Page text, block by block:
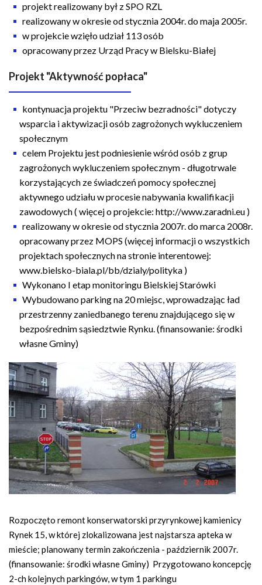
projekt realizowany był z SPO RZL
realizowany w okresie od stycznia 2004r. do maja 2005r.
w projekcie wzięło udział 113 osób
opracowany przez Urząd Pracy w Bielsku-Białej
Projekt "Aktywność popłaca"
kontynuacja projektu "Przeciw bezradności" dotyczy
wsparcia i aktywizacji osób zagrożonych wykluczeniem
społecznym
celem Projektu jest podniesienie wśród osób z grup
zagrożonych wykluczeniem społecznym - długotrwale
korzystających ze świadczeń pomocy społecznej
aktywnego udziału w procesie nabywania kwalifikacji
zawodowych ( więcej o projekcie: http://www.zaradni.eu )
realizowany w okresie od stycznia 2007r. do marca 2008r.
opracowany przez MOPS (więcej informacji o wszystkich
projektach społecznych na stronie interentowej:
www.bielsko-biala.pl/bb/dzialy/polityka )
Wykonano I etap monitoringu Bielskiej Starówki
Wybudowano parking na 20 miejsc, wprowadzając ład
przestrzenny zaniedbanego terenu znajdującego się w
bezpośrednim sąsiedztwie Rynku. (finansowanie: środki
własne Gminy)
Rozpoczęto remont konserwatorski przyrynkowej kamienicy
Rynek 15, w której zlokalizowana jest najstarsza apteka w
mieście; planowany termin zakończenia - październik 2007r.
(finansowanie: środki własne Gminy) Przygotowano koncepcję
2-ch kolejnych parkingów, w tym 1 parkingu